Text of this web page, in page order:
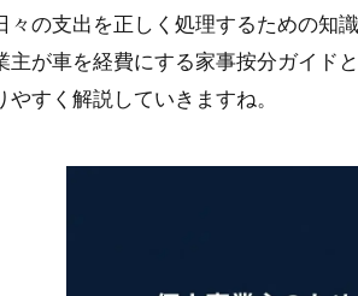
の支出を正しく処理するための知
主が車を経費にする家事按分ガイド
すく解説していきますね。